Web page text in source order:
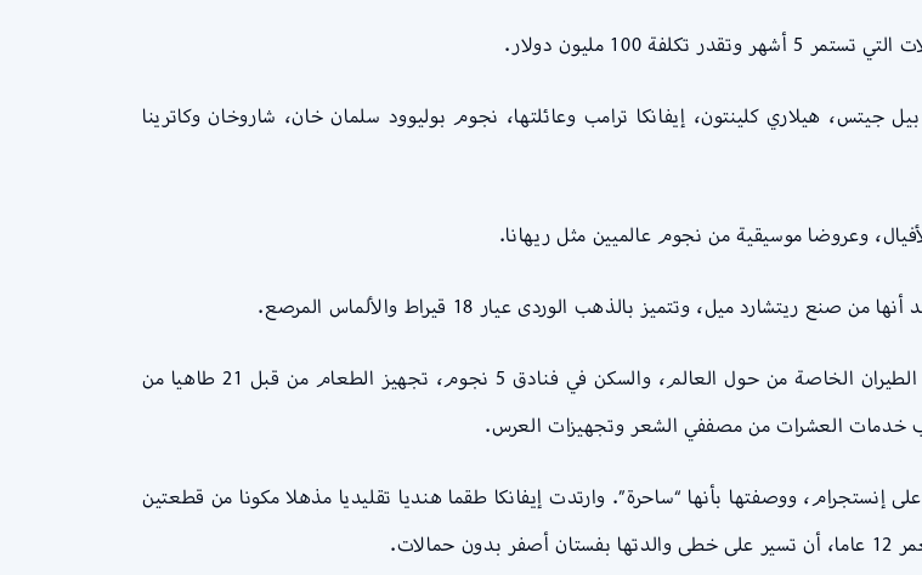
هيلاري كلينتون، إيفانكا ترامب وعائلتها، نجوم بوليوود سلمان خان، شاروخان وكاترينا
وعروضا موسيقية من نجوم عالميين مثل ريهانا.
ميل، وتتميز بالذهب الوردى عيار 18 قيراط والألماس المرصع.
تقدر تكلفة حفل الزفاف بأكثر من 150 مليون دولار، وتشمل تأمين رحلات الطيران الخاصة من حول العالم، والسكن في فنادق 5 نجوم، تجهيز الطعام من قبل 21 طاهيا من
خدمات العشرات من مصففي الشعر وتجهيزات العرس.
إنستجرام، ووصفتها بأنها “ساحرة”. وارتدت إيفانكا طقما هنديا تقليديا مذهلا مكونا من قطعتين